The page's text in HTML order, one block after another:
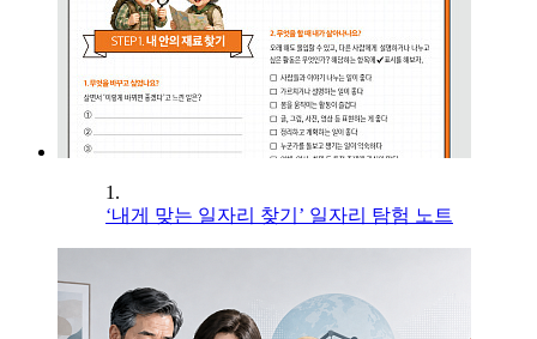
1.
‘내게 맞는 일자리 찾기’ 일자리 탐험 노트